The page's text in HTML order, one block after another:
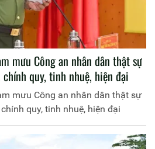
mưu Công an nhân dân thật sự
quy, tinh nhuệ, hiện đại
mưu Công an nhân dân thật sự
quy, tinh nhuệ, hiện đại